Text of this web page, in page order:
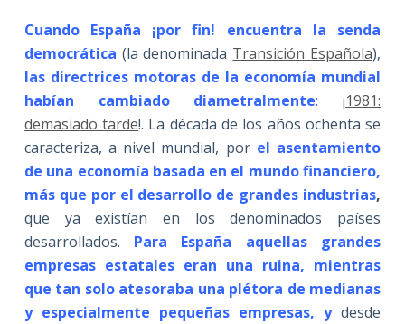
Cuando España ¡por fin! encuentra la senda
democrática (la denominada Transición Española),
las directrices motoras de la economía mundial
habían cambiado diametralmente: ¡1981:
demasiado tarde!. La década de los años ochenta se
caracteriza, a nivel mundial, por el asentamiento
de una economía basada en el mundo financiero,
más que por el desarrollo de grandes industrias,
que ya existían en los denominados países
desarrollados. Para España aquellas grandes
empresas estatales eran una ruina, mientras
que tan solo atesoraba una plétora de medianas
y especialmente pequeñas empresas, ydesde